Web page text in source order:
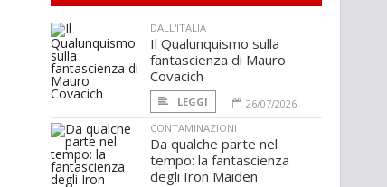
DALL'ITALIA
Il Qualunquismo sulla
fantascienza di Mauro
Covacich
LEGGI
26/07/2026
CONTAMINAZIONI
Da qualche parte nel
tempo: la fantascienza
degli Iron Maiden